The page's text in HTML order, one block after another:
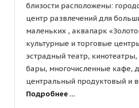
близости расположены:
центр развлечений для
маленьких , аквапарк
культурные и торговые
эстрадный театр,
бары, многочисленные кафе,
центральный продуктовый и
Подробнее ...